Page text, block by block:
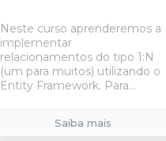
Neste curso aprenderemos a
implementar
relacionamentos do tipo 1:N
(um para muitos) utilizando o
Entity Framework. Para...
Saiba mais